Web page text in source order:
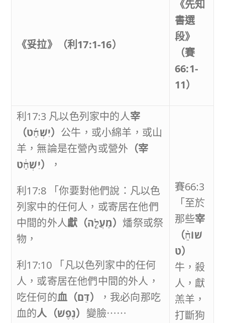
《妥拉》（利17:1-16）
《先知
書選
段》
（賽
66:1-
11）
利17:3 凡以色列家中的人宰
（יִשְׁחַ֜ט） 公牛，或小綿羊，或山
羊，無論是在營內或營外 （宰
יִשְׁחַ֔ט）
，
利17:8 「你要對他們說：凡以色
列家中的任何人，或寄居在他們
中間的外人獻（מַעֲלֵ֤ה） 燔祭或祭
物，
利17:10 「凡以色列家中的任何
人，或寄居在他們中間的外人，
吃任何的血（דַּם）
，我必向那吃
血的人（נֶפֶשׁ） 變臉⋯⋯
賽66:3
「至於
那些宰
（שׁוֹחֵ֨
ט）
牛，殺
人，獻
羔羊，
打斷狗